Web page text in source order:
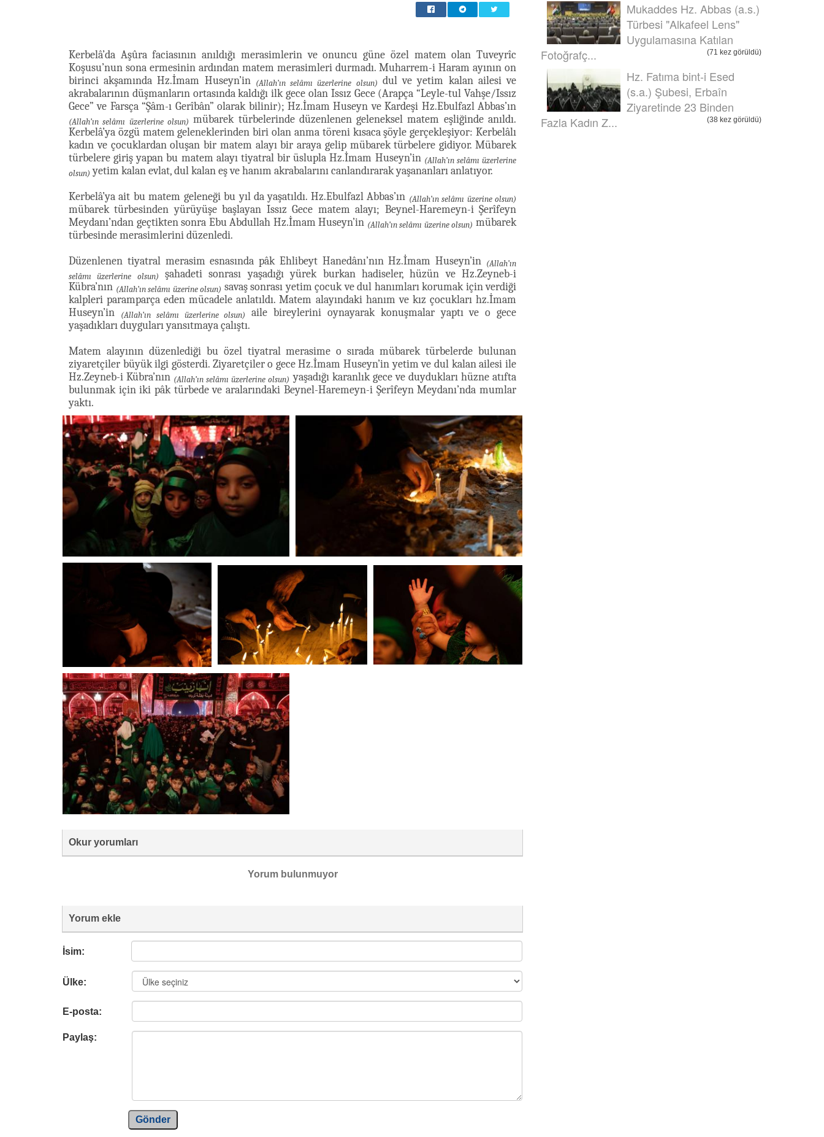
Kerbelâ’da Aşûra faciasının anıldığı merasimlerin ve onuncu güne özel matem olan Tuveyrîc
Koşusu’nun sona ermesinin ardından matem merasimleri durmadı. Muharrem-i Haram ayının on
birinci akşamında Hz.İmam Huseyn’in (Allah’ın selâmı üzerlerine olsun) dul ve yetim kalan ailesi ve
akrabalarının düşmanların ortasında kaldığı ilk gece olan Issız Gece (Arapça “Leyle-tul Vahşe/Issız
Gece” ve Farsça “Şâm-ı Gerîbân” olarak bilinir); Hz.İmam Huseyn ve Kardeşi Hz.Ebulfazl Abbas’ın
(Allah’ın selâmı üzerlerine olsun) mübarek türbelerinde düzenlenen geleneksel matem eşliğinde anıldı.
Kerbelâ’ya özgü matem geleneklerinden biri olan anma töreni kısaca şöyle gerçekleşiyor: Kerbelâlı
kadın ve çocuklardan oluşan bir matem alayı bir araya gelip mübarek türbelere gidiyor. Mübarek
türbelere giriş yapan bu matem alayı tiyatral bir üslupla Hz.İmam Huseyn’in (Allah’ın selâmı üzerlerine
olsun) yetim kalan evlat, dul kalan eş ve hanım akrabalarını canlandırarak yaşananları anlatıyor.
Kerbelâ’ya ait bu matem geleneği bu yıl da yaşatıldı. Hz.Ebulfazl Abbas’ın (Allah’ın selâmı üzerine olsun)
mübarek türbesinden yürüyüşe başlayan Issız Gece matem alayı; Beynel-Haremeyn-i Şerîfeyn
Meydanı’ndan geçtikten sonra Ebu Abdullah Hz.İmam Huseyn’in (Allah’ın selâmı üzerine olsun) mübarek
türbesinde merasimlerini düzenledi.
Düzenlenen tiyatral merasim esnasında pâk Ehlibeyt Hanedânı’nın Hz.İmam Huseyn’in (Allah’ın
selâmı üzerlerine olsun)
şahadeti sonrası yaşadığı yürek burkan hadiseler, hüzün ve Hz.Zeyneb-i
Kübra’nın (Allah’ın selâmı üzerine olsun) savaş sonrası yetim çocuk ve dul hanımları korumak için verdiği
kalpleri paramparça eden mücadele anlatıldı. Matem alayındaki hanım ve kız çocukları hz.İmam
Huseyn’in
(Allah’ın selâmı üzerlerine olsun)
aile bireylerini oynayarak konuşmalar yaptı ve o gece
yaşadıkları duyguları yansıtmaya çalıştı.
Matem alayının düzenlediği bu özel tiyatral merasime o sırada mübarek türbelerde bulunan
ziyaretçiler büyük ilgi gösterdi. Ziyaretçiler o gece Hz.İmam Huseyn’in yetim ve dul kalan ailesi ile
Hz.Zeyneb-i Kübra’nın (Allah’ın selâmı üzerlerine olsun) yaşadığı karanlık gece ve duydukları hüzne atıfta
bulunmak için iki pâk türbede ve aralarındaki Beynel-Haremeyn-i Şerîfeyn Meydanı’nda mumlar
yaktı.
Okur yorumları
Yorum bulunmuyor
Yorum ekle
İsim:
Ülke:
E-posta:
Paylaş:
Gönder
Mukaddes Hz. Abbas (a.s.)
Türbesi "Alkafeel Lens"
Uygulamasına Katılan
Fotoğrafç...
(71 kez görüldü)
Hz. Fatıma bint-i Esed
(s.a.) Şubesi, Erbaîn
Ziyaretinde 23 Binden
Fazla Kadın Z...
(38 kez görüldü)